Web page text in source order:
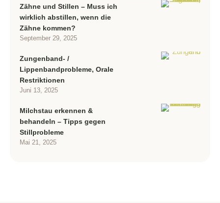
Zähne und Stillen – Muss ich
wirklich abstillen, wenn die
Zähne kommen?
September 29, 2025
Zungenband- /
Lippenbandprobleme, Orale
Restriktionen
Juni 13, 2025
Milchstau erkennen &
behandeln – Tipps gegen
Stillprobleme
Mai 21, 2025